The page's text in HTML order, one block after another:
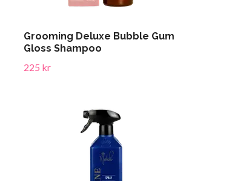
Grooming Deluxe Bubble Gum
Gloss Shampoo
225 kr